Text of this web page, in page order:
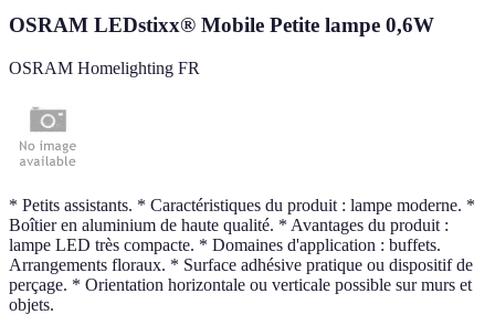
OSRAM LEDstixx® Mobile Petite lampe 0,6W
OSRAM Homelighting FR
* Petits assistants. * Caractéristiques du produit : lampe moderne. *
Boîtier en aluminium de haute qualité. * Avantages du produit :
lampe LED très compacte. * Domaines d'application : buffets.
Arrangements floraux. * Surface adhésive pratique ou dispositif de
perçage. * Orientation horizontale ou verticale possible sur murs et
objets.